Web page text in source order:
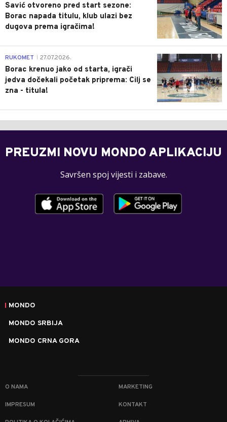
Savić otvoreno pred start sezone:
Borac napada titulu, klub ulazi bez
dugova prema igračima!
0
RUKOMET 27.07.2026.
Borac krenuo jako od starta, igrači
jedva dočekali početak priprema: Cilj se
zna - titula!
PREUZMI NOVU MONDO APLIKACIJU
Savršen spoj vijesti i zabave.
MONDO
MONDO SRBIJA
MONDO CRNA GORA
O NAMA MARKETING
IMPRESUM KONTAKT